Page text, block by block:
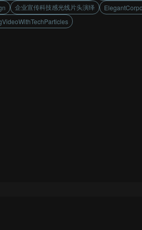
企业宣传科技感光线片头演绎